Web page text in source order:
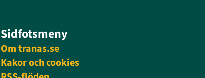
Sidfotsmeny
Om tranas.se
Kakor och cookies